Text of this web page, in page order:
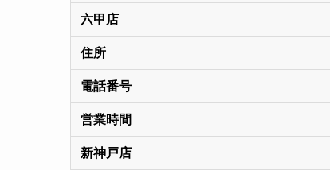
六甲店
住所
電話番号
営業時間
新神戸店